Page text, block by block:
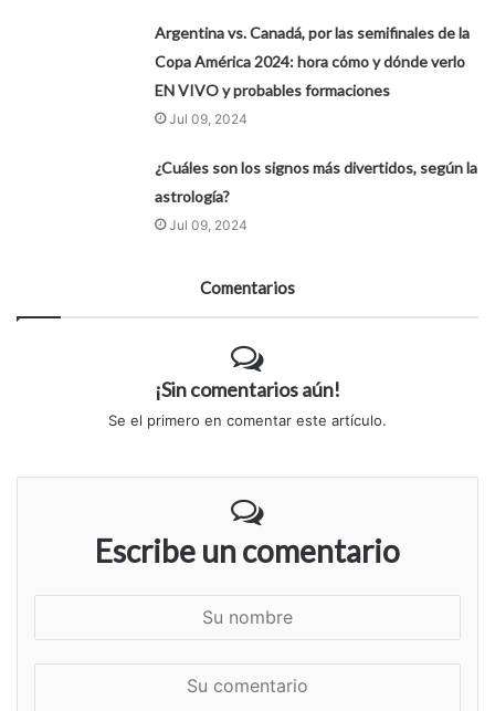
Argentina vs. Canadá, por las semifinales de la
Copa América 2024: hora cómo y dónde verlo
EN VIVO y probables formaciones
Jul 09, 2024
¿Cuáles son los signos más divertidos, según la
astrología?
Jul 09, 2024
Comentarios
¡Sin comentarios aún!
Se el primero en comentar este artículo.
Escribe un comentario